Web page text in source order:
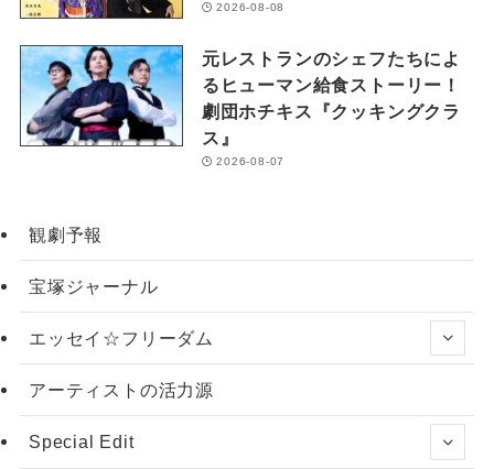
2026-08-08
元レストランのシェフたちによ
るヒューマン給食ストーリー！
劇団ホチキス『クッキングクラ
ス』
2026-08-07
観劇予報
宝塚ジャーナル
エッセイ☆フリーダム
アーティストの活力源
Special Edit